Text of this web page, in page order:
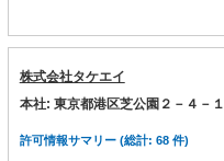
株式会社タケエイ
本社: 東京都港区芝公園２－４－１
許可情報サマリー (総計: 68 件)